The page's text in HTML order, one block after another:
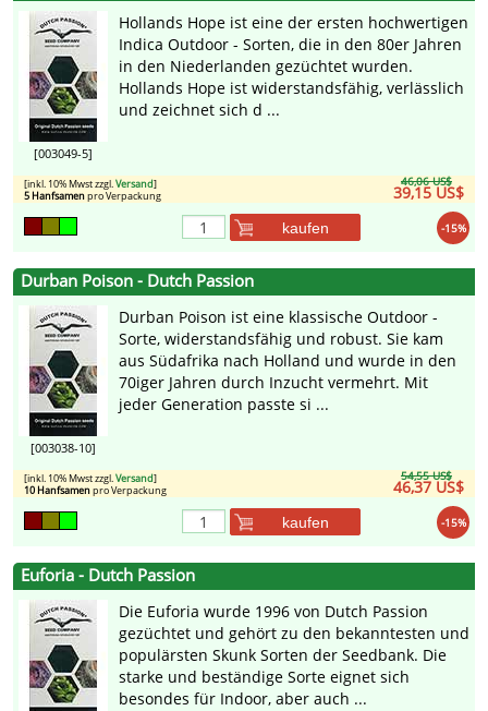
[003049-5]
Hollands Hope ist eine der ersten hochwertigen
Indica Outdoor - Sorten, die in den 80er Jahren
in den Niederlanden gezüchtet wurden.
Hollands Hope ist widerstandsfähig, verlässlich
und zeichnet sich d ...
46,06 US$
39,15 US$
[inkl. 10% Mwst zzgl.Versand]
5 Hanfsamenpro Verpackung
-15%
kaufen
Durban Poison - Dutch Passion
[003038-10]
Durban Poison ist eine klassische Outdoor -
Sorte, widerstandsfähig und robust. Sie kam
aus Südafrika nach Holland und wurde in den
70iger Jahren durch Inzucht vermehrt. Mit
jeder Generation passte si ...
54,55 US$
46,37 US$
[inkl. 10% Mwst zzgl.Versand]
10 Hanfsamenpro Verpackung
-15%
kaufen
Euforia - Dutch Passion
Die Euforia wurde 1996 von Dutch Passion
gezüchtet und gehört zu den bekanntesten und
populärsten Skunk Sorten der Seedbank. Die
starke und beständige Sorte eignet sich
besondes für Indoor, aber auch ...